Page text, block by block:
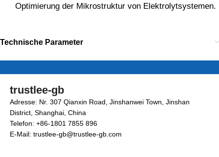
Optimierung der Mikrostruktur von Elektrolytsystemen.
Technische Parameter
trustlee-gb
Adresse: Nr. 307 Qianxin Road, Jinshanwei Town, Jinshan
District, Shanghai, China
Telefon: +86-1801 7855 896
E-Mail: trustlee-gb@trustlee-gb.com